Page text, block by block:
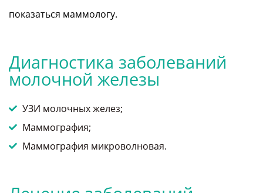
показаться маммологу.
Диагностика заболеваний
молочной железы
УЗИ молочных желез;
Маммография;
Маммография микроволновая.